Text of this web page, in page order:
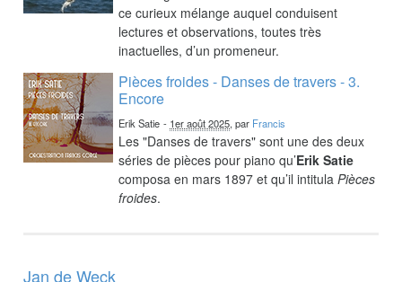
ce curieux mélange auquel conduisent
lectures et observations, toutes très
inactuelles, d’un promeneur.
Pièces froides - Danses de travers - 3.
Encore
Erik Satie - 1er août 2025, par Francis
Les "Danses de travers" sont une des deux
séries de pièces pour piano qu’Erik Satie
composa en mars 1897 et qu’il intitulaPièces
froides.
Jan de Weck